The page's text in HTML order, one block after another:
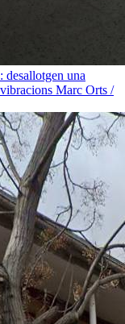
desallotgen una
Marc Orts /